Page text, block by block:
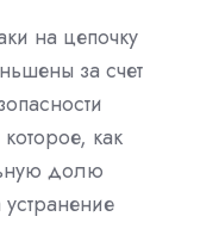
на цепочку
за счет
как
долю